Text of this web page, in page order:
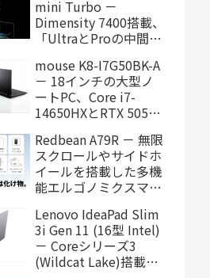
mini Turbo －
Dimensity 7400搭載、
「UltraとProの中間ス
タブレット、発売記念
価格は29,999円！
mouse K8-I7G50BK-A
－ 18インチの大型ノ
ートPC、Core i7-
14650HXとRTX 5050
エイティブも快適にこ
なせます
Redbean A79R － 無限
スクロールやサイドホ
イールを搭載した多機
能エルゴノミクスマウ
ィング中
Lenovo IdeaPad Slim
3i Gen 11 (16型 Intel)
－ Coreシリーズ3
(Wildcat Lake)搭載の